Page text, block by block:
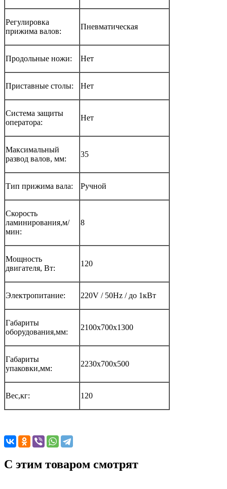
Регулировка
прижима валов:
Пневматическая
Продольные ножи: Нет
Приставные столы: Нет
Система защиты
оператора:
Нет
Максимальный
развод валов, мм:
35
Тип прижима вала: Ручной
Скорость
ламинирования,м/
мин:
8
Мощность
двигателя, Вт:
120
Электропитание: 220V / 50Hz / до 1кВт
Габариты
оборудования,мм:
2100х700х1300
Габариты
упаковки,мм:
2230х700х500
Вес,кг: 120
C этим товаром смотрят